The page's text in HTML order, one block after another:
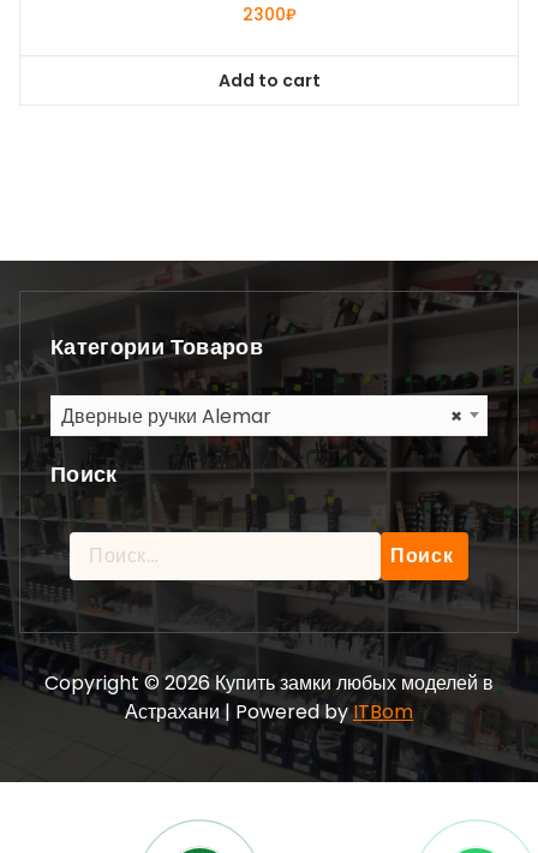
2300₽
Add to cart
Категории Товаров
×
Дверные ручки Alemar
Поиск
Найти:
Copyright © 2026 Купить замки любых моделей в
Астрахани | Powered byITBom